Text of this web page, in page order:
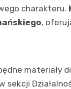
charakteru.
,
materiały